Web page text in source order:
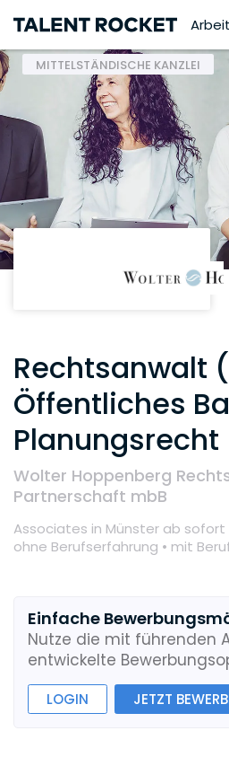
MITTELSTÄNDISCHE KANZLEI
Rechtsanwalt
Öffentliches
Planungsrecht
Wolter Hoppenberg
Partnerschaft mbB
Associates in Münsterab sofort
ohne Berufserfahrung • mit
Einfache
Nutze die mit führenden
entwickelte
LOGIN JETZT